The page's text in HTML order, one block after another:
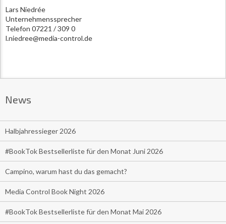
Lars Niedrée
Unternehmenssprecher
Telefon 07221 / 309 0
l.niedree@media-control.de
News
Halbjahressieger 2026
#BookTok Bestsellerliste für den Monat Juni 2026
Campino, warum hast du das gemacht?
Media Control Book Night 2026
#BookTok Bestsellerliste für den Monat Mai 2026